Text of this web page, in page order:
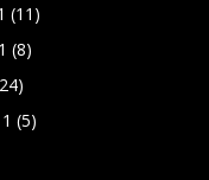
(11)
(8)
(5)